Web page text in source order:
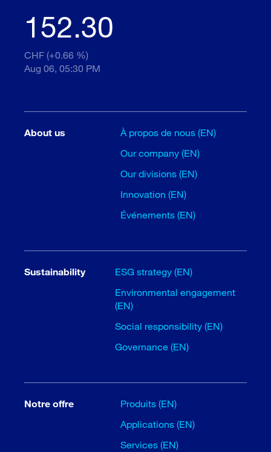
152.30
CHF (+0.66 %)
Aug 06, 05:30 PM
About us
À propos de nous (EN)
Our company (EN)
Our divisions (EN)
Innovation (EN)
Événements (EN)
Sustainability
ESG strategy (EN)
Environmental engagement
(EN)
Social responsibility (EN)
Governance (EN)
Notre offre
Produits (EN)
Applications (EN)
Services (EN)